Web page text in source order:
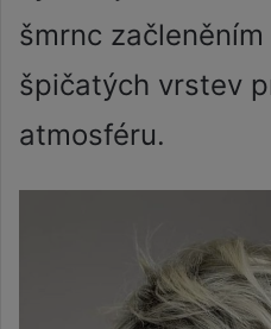
šmrnc
špičatých vrstev
atmosféru.